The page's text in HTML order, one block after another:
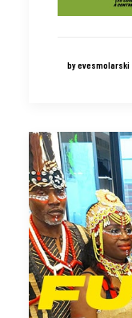
by evesmolarski